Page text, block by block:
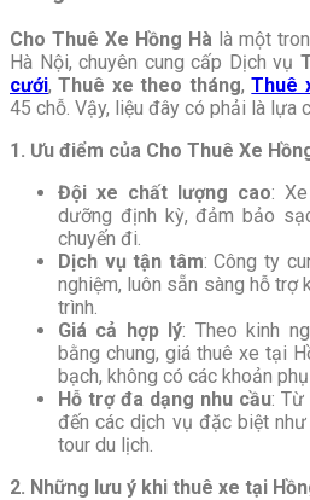
Cho Thuê Xe Hồng Hà là một
Hà Nội, chuyên cung cấp Dịch vụ
cưới,Thuê xe theo tháng,Thuê
45 chỗ. Vậy, liệu đây có phải là lựa
1. Ưu điểm của Cho Thuê Xe
Đội xe chất lượng cao:
dưỡng định kỳ, đảm bảo
chuyến đi.
Dịch vụ tận tâm: Công ty
nghiệm, luôn sẵn sàng hỗ trợ
trình.
Giá cả hợp lý: Theo kinh
bằng chung, giá thuê xe tại
bạch, không có các khoản
Hỗ trợ đa dạng nhu cầu: Từ
đến các dịch vụ đặc biệt
tour du lịch.
2. Những lưu ý khi thuê xe tại